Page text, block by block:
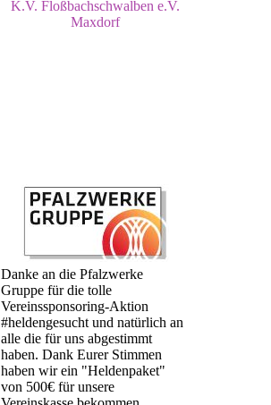
K.V. Floßbachschwalben e.V.
Maxdorf
Danke an die Pfalzwerke
Gruppe für die tolle
Vereinssponsoring-Aktion
#heldengesucht und natürlich an
alle die für uns abgestimmt
haben. Dank Eurer Stimmen
haben wir ein "Heldenpaket"
von 500€ für unsere